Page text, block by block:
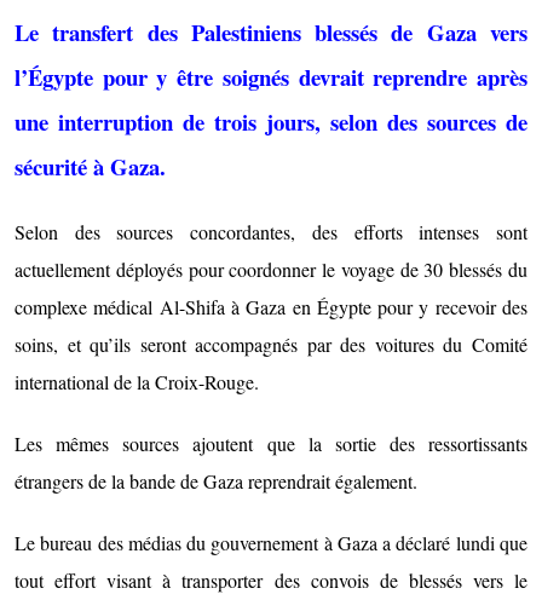
Le transfert des Palestiniens blessés de Gaza vers
l’Égypte pour y être soignés devrait reprendre après
une interruption de trois jours, selon des sources de
sécurité à Gaza.
Selon des sources concordantes, des efforts intenses sont
actuellement déployés pour coordonner le voyage de 30 blessés du
complexe médical Al-Shifa à Gaza en Égypte pour y recevoir des
soins, et qu’ils seront accompagnés par des voitures du Comité
international de la Croix-Rouge.
Les mêmes sources ajoutent que la sortie des ressortissants
étrangers de la bande de Gaza reprendrait également.
Le bureau des médias du gouvernement à Gaza a déclaré lundi que
tout effort visant à transporter des convois de blessés vers le